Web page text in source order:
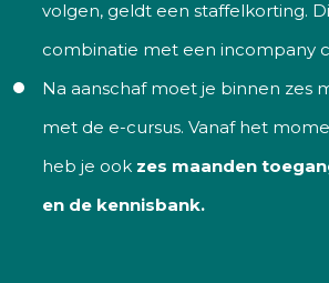
volgen, geldt een staffelkorting.
combinatie met een incompany
Na aanschaf moet je binnen zes
met de e-cursus. Vanaf het
heb je ook zes maanden
en de kennisbank.